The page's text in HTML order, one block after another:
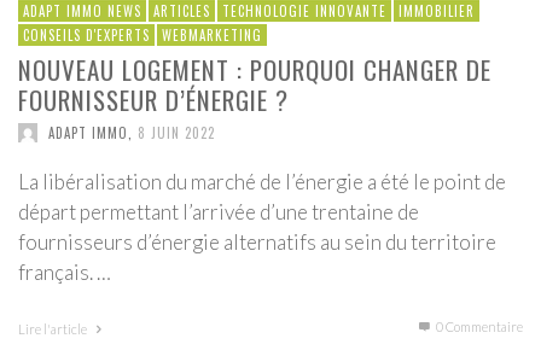
ADAPT IMMO NEWS
ARTICLES TECHNOLOGIE INNOVANTE
IMMOBILIER
CONSEILS D'EXPERTS
WEBMARKETING
NOUVEAU LOGEMENT : POURQUOI CHANGER DE
FOURNISSEUR D’ÉNERGIE ?
ADAPT IMMO 8 JUIN 2022
La libéralisation du marché de l’énergie a été le point de
départ permettant l’arrivée d’une trentaine de
fournisseurs d’énergie alternatifs au sein du territoire
français. …
Lire l'article 0 Commentaire